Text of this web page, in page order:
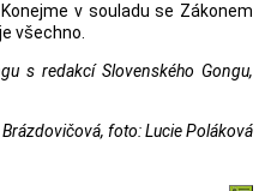
v souladu se Zákonem
všechno.
s redakcí Slovenského Gongu,
foto: Lucie Poláková